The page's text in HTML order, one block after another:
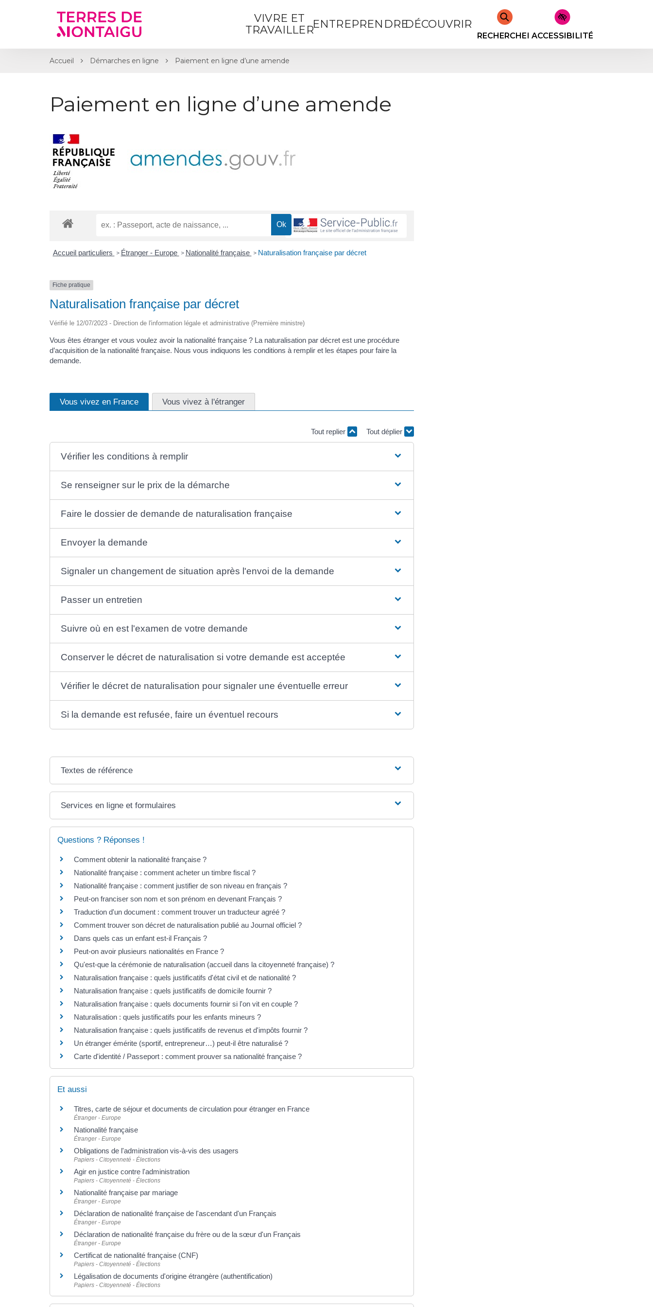
VIVRE ET
TRAVAILLERENTREPRENDREDÉCOUVRIR
RECHERCHERACCESSIBILITÉ
Accueil Démarches en ligne Paiement en ligne d’une amende
Paiement en ligne d’une amende
Accueil particuliers > Étranger - Europe > Nationalité française > Naturalisation française par décret
Fiche pratique
Naturalisation française par décret
Vérifié le 12/07/2023 - Direction de l'information légale et administrative (Première ministre)
Vous êtes étranger et vous voulez avoir la nationalité française ? La naturalisation par décret est une procédure
d’acquisition de la nationalité française. Nous vous indiquons les conditions à remplir et les étapes pour faire la
demande.
Vous vivez en France Vous vivez à l'étranger
Tout replier Tout déplier
Vérifier les conditions à remplir
Se renseigner sur le prix de la démarche
Faire le dossier de demande de naturalisation française
Envoyer la demande
Signaler un changement de situation après l'envoi de la demande
Passer un entretien
Suivre où en est l'examen de votre demande
Conserver le décret de naturalisation si votre demande est acceptée
Vérifier le décret de naturalisation pour signaler une éventuelle erreur
Si la demande est refusée, faire un éventuel recours
Textes de référence
Services en ligne et formulaires
Questions ? Réponses !
Comment obtenir la nationalité française ?
Nationalité française : comment acheter un timbre fiscal ?
Nationalité française : comment justifier de son niveau en français ?
Peut-on franciser son nom et son prénom en devenant Français ?
Traduction d'un document : comment trouver un traducteur agréé ?
Comment trouver son décret de naturalisation publié au Journal officiel ?
Dans quels cas un enfant est-il Français ?
Peut-on avoir plusieurs nationalités en France ?
Qu'est-que la cérémonie de naturalisation (accueil dans la citoyenneté française) ?
Naturalisation française : quels justificatifs d'état civil et de nationalité ?
Naturalisation française : quels justificatifs de domicile fournir ?
Naturalisation française : quels documents fournir si l'on vit en couple ?
Naturalisation : quels justificatifs pour les enfants mineurs ?
Naturalisation française : quels justificatifs de revenus et d'impôts fournir ?
Un étranger émérite (sportif, entrepreneur…) peut-il être naturalisé ?
Carte d'identité / Passeport : comment prouver sa nationalité française ?
Et aussi
Titres, carte de séjour et documents de circulation pour étranger en France
Étranger - Europe
Nationalité française
Étranger - Europe
Obligations de l'administration vis-à-vis des usagers
Papiers - Citoyenneté - Élections
Agir en justice contre l'administration
Papiers - Citoyenneté - Élections
Nationalité française par mariage
Étranger - Europe
Déclaration de nationalité française de l'ascendant d'un Français
Étranger - Europe
Déclaration de nationalité française du frère ou de la sœur d'un Français
Étranger - Europe
Certificat de nationalité française (CNF)
Papiers - Citoyenneté - Élections
Légalisation de documents d'origine étrangère (authentification)
Papiers - Citoyenneté - Élections